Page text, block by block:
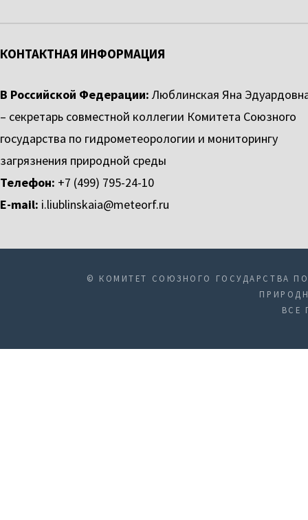
КОНТАКТНАЯ ИНФОРМАЦИЯ
В Российской Федерации:Люблинская Яна
– секретарь совместной коллегии Комитета Союзного
государства по гидрометеорологии и мониторингу
загрязнения природной среды
Телефон: +7 (499) 795-24-10
E-mail: i.liublinskaia@meteorf.ru
© КОМИТЕТ СОЮЗНОГО ГОСУДАРСТВА
ВСЕ